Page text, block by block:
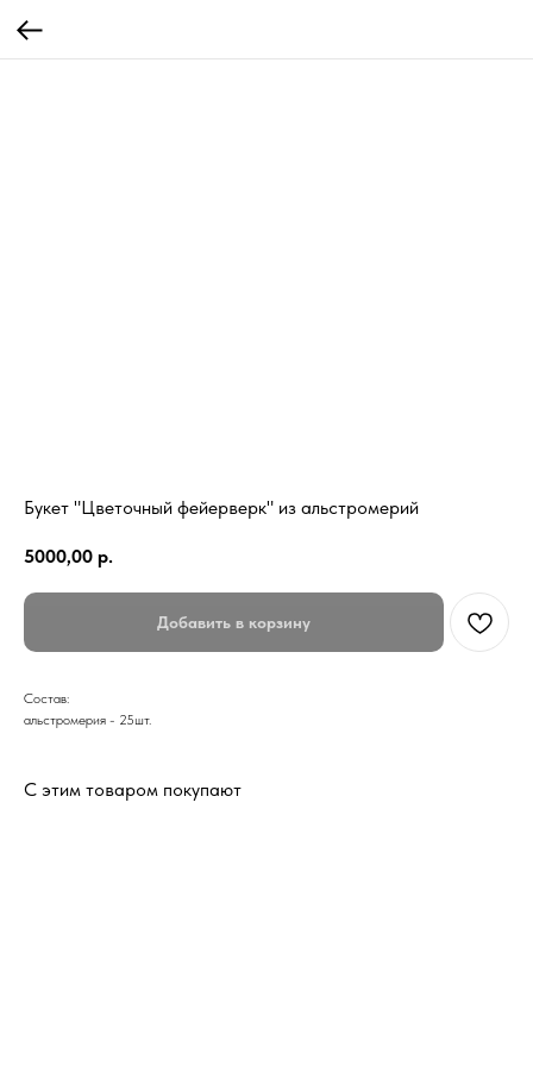
Букет "Цветочный фейерверк" из альстромерий
5000,00 р.
Добавить в корзину
Состав:
альстромерия - 25шт.
С этим товаром покупают